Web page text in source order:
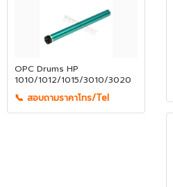
OPC Drums HP
1010/1012/1015/3010/3020
📞 สอบถามราคาโทร/Tel